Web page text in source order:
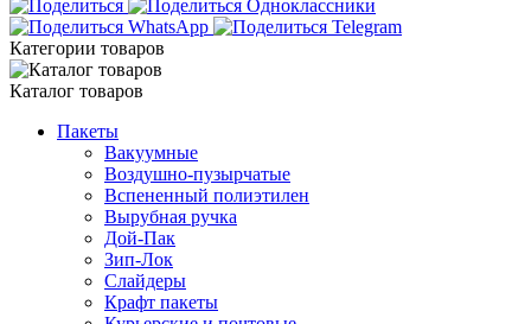
Категории товаров
Каталог товаров
Пакеты
Вакуумные
Воздушно-пузырчатые
Вспененный полиэтилен
Вырубная ручка
Дой-Пак
Зип-Лок
Слайдеры
Крафт пакеты